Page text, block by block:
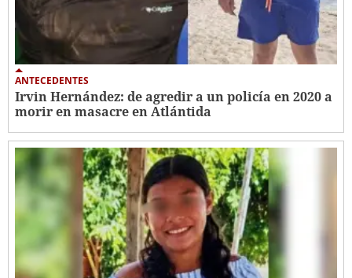
ANTECEDENTES
Irvin Hernández: de agredir a un policía en 2020 a
morir en masacre en Atlántida